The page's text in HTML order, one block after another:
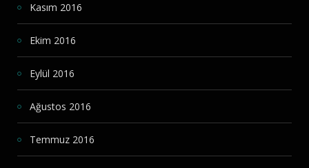
Kasım 2016
Ekim 2016
Eylül 2016
Ağustos 2016
Temmuz 2016